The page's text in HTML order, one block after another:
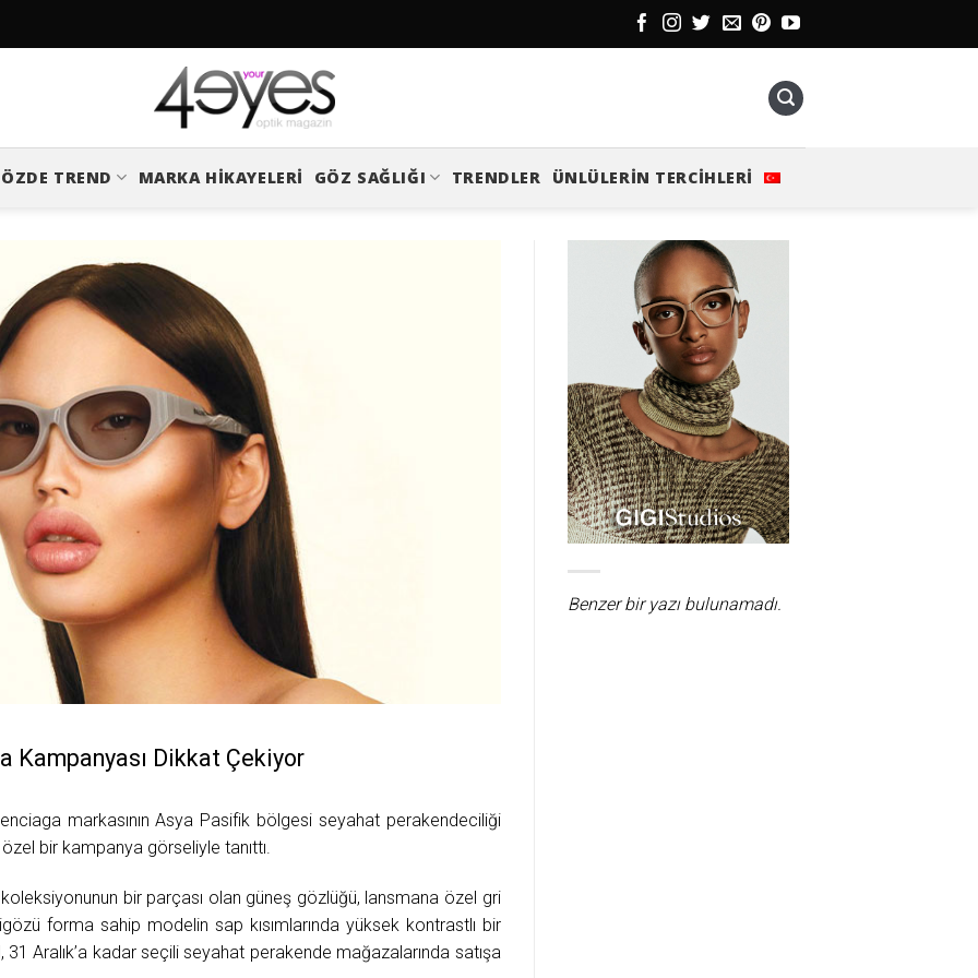
TREND MARKA HIKAYELERI GÖZ SAĞLIĞI TRENDLER ÜNLÜLERIN TERCIHLERI
Kampanyası Dikkat Çekiyor
markasının Asya Pasifik bölgesi seyahat perakendeciliği
bir kampanya görseliyle tanıttı.
bir parçası olan güneş gözlüğü, lansmana özel gri
forma sahip modelin sap kısımlarında yüksek kontrastlı bir
Aralık’a kadar seçili seyahat perakende mağazalarında satışa
Benzer bir yazı bulunamadı.